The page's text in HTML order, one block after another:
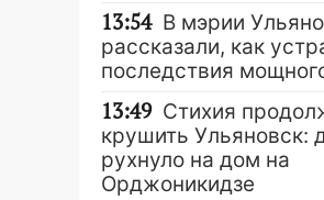
13:54 В мэрии
рассказали, как
последствия
13:49 Стихия
крушить Ульяновск:
рухнуло на дом на
Орджоникидзе